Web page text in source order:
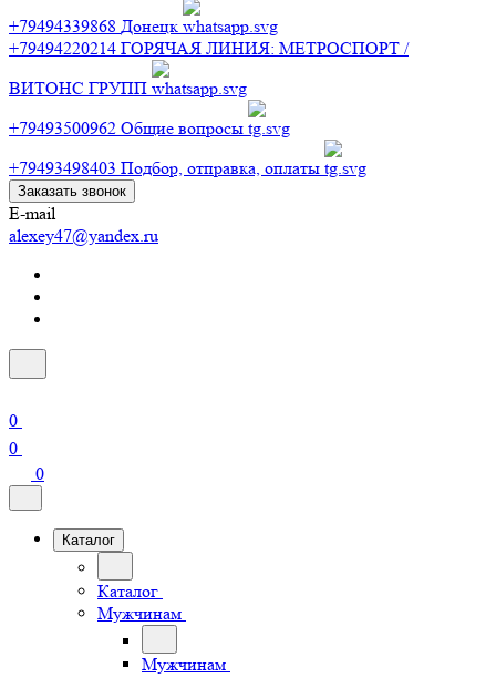
+79494339868 Донецк
+79494220214 ГОРЯЧАЯ ЛИНИЯ: МЕТРОСПОРТ /
ВИТОНС ГРУПП
+79493500962 Общие вопросы
+79493498403 Подбор, отправка, оплаты
Заказать звонок
E-mail
alexey47@yandex.ru
0
0
0
Каталог
Каталог
Мужчинам
Мужчинам